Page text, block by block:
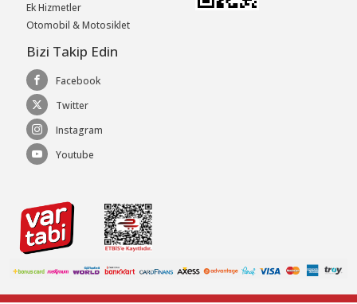
Ek Hizmetler
Otomobil & Motosiklet
Bizi Takip Edin
Facebook
Twitter
Instagram
Youtube